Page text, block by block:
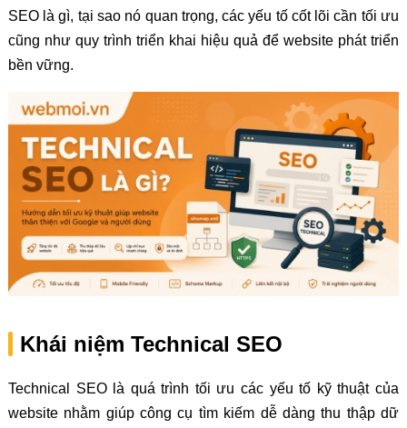
SEO là gì, tại sao nó quan trọng, các yếu tố cốt lõi cần tối ưu
cũng như quy trình triển khai hiệu quả để website phát triển
bền vững.
Khái niệm Technical SEO
Technical SEO là quá trình tối ưu các yếu tố kỹ thuật của
website nhằm giúp công cụ tìm kiếm dễ dàng thu thập dữ